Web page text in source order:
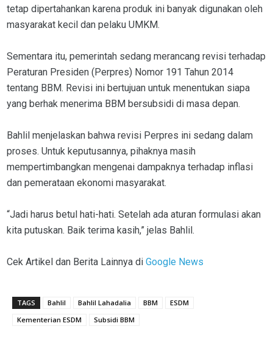
tetap dipertahankan karena produk ini banyak digunakan oleh
masyarakat kecil dan pelaku UMKM.
Sementara itu, pemerintah sedang merancang revisi terhadap
Peraturan Presiden (Perpres) Nomor 191 Tahun 2014
tentang BBM. Revisi ini bertujuan untuk menentukan siapa
yang berhak menerima BBM bersubsidi di masa depan.
Bahlil menjelaskan bahwa revisi Perpres ini sedang dalam
proses. Untuk keputusannya, pihaknya masih
mempertimbangkan mengenai dampaknya terhadap inflasi
dan pemerataan ekonomi masyarakat.
“Jadi harus betul hati-hati. Setelah ada aturan formulasi akan
kita putuskan. Baik terima kasih,” jelas Bahlil.
Cek Artikel dan Berita Lainnya di Google News
TAGS Bahlil Bahlil Lahadalia BBM
ESDM
Kementerian ESDM
Subsidi BBM